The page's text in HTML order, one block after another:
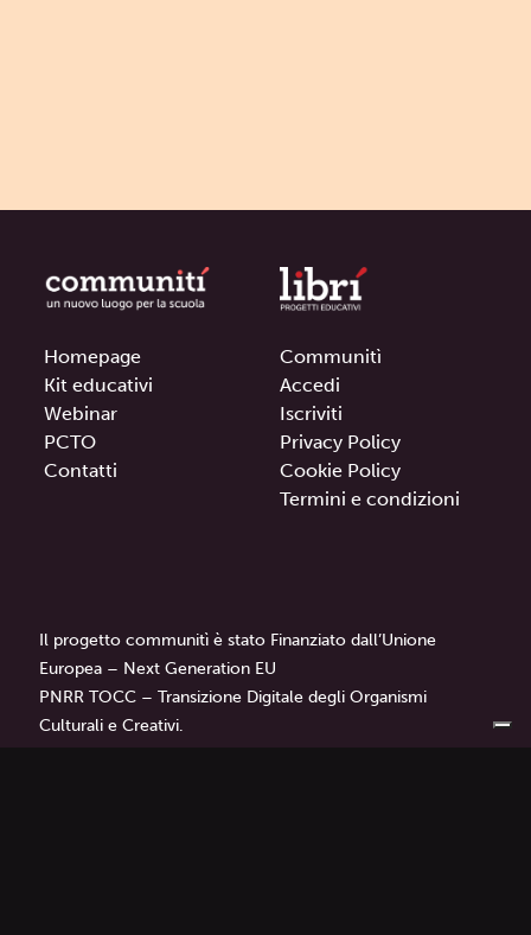
Homepage
Kit educativi
Webinar
PCTO
Contatti
Communitì
Accedi
Iscriviti
Privacy Policy
Cookie Policy
Termini e condizioni
Il progetto communitì è stato Finanziato dall’Unione
Europea – Next Generation EU
PNRR TOCC – Transizione Digitale degli Organismi
Culturali e Creativi.